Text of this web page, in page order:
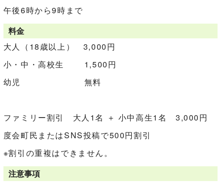
午後6時から9時まで
料金
大人（18歳以上） 3,000円
小・中・高校生 1,500円
幼児 無料
ファミリー割引 大人1名 ＋ 小中高生1名 3,000円
度会町民またはSNS投稿で500円割引
※割引の重複はできません。
注意事項